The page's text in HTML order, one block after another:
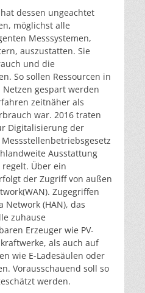
dessen ungeachtet
möglichst alle
Messsystemen,
auszustatten. Sie
und die
So sollen Ressourcen in
gespart werden
zeitnäher als
war. 2016 traten
Digitalisierung der
Ausstattung
Über ein
der Zugriff von außen
Zugegriffen
Network (HAN), das
zuhause
Erzeuger wie PV-
als auch auf
wie E-Ladesäulen oder
Vorausschauend soll so
werden.